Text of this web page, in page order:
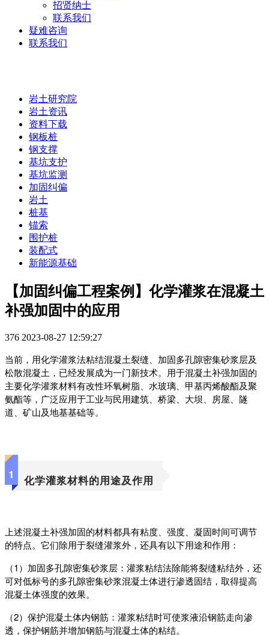
招贤纳士
联系我们
疑难咨询
联系我们
岩土研究院
岩土资讯
资料下载
钢板桩
钢支撑
基坑支护
基坑监测
加固纠偏
岩土
桩基
锚索
围护桩
装配式
新能源基础
【加固纠偏工程案例】化学灌浆在混凝土
补强加固中的应用
376 2023-08-27 12:59:27
当前，用化学灌浆法粘结混凝土裂缝、加固多孔隙密集砂浆层及
松散混凝土，已经发展成为一门新技术。用于混凝土补强加固的
主要化学灌浆材料有改性环氧树脂、水玻璃、甲基丙烯酸酯及聚
氨酯等，广泛应用于工业与民用建筑、桥梁、大坝、房屋、隧
道、矿山及地基基础等。
1 化学灌浆材料的用途及作用‍
上述混凝土补强加固的材料都具有粘度、强度、凝固时间可调节
的特点。它们除用于裂缝灌浆外，还具有以下用途和作用：
（1）加固多孔隙密集砂浆层：灌浆粘结法除能将裂缝粘结外，还
可对低标号的多孔隙密集砂浆混凝土体进行渗透固结，取得提高
混凝土体强度的效果。
（2）保护混凝土体内钢筋：灌浆粘结时可使浆液沿钢筋走向渗
透，保护钢筋并增加钢筋与混凝土体的粘结。